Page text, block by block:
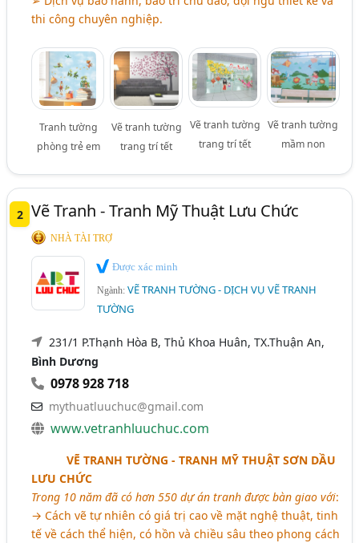
thi công chuyên nghiệp.
Tranh tường
phòng trẻ em
Vẽ tranh tường
trang trí tết
Vẽ tranh tường
trang trí tết
Vẽ tranh tường
mầm non
2 Vẽ Tranh - Tranh Mỹ Thuật Lưu Chức
NHÀ TÀI TRỢ
Được xác minh
Ngành:VẼ TRANH TƯỜNG - DỊCH VỤ VẼ TRANH
TƯỜNG
231/1 P.Thạnh Hòa B, Thủ Khoa Huân, TX.Thuận An,
Bình Dương
0978 928 718
mythuatluuchuc@gmail.com
www.vetranhluuchuc.com
VẼ TRANH TƯỜNG - TRANH MỸ THUẬT SƠN DẦU
LƯU CHỨC
Trong 10 năm đã có hơn 550 dự án tranh được bàn giao với:
→ Cách vẽ tự nhiên có giá trị cao về mặt nghệ thuật, tinh
tế về cách thể hiện, có hồn và chiều sâu theo phong cách